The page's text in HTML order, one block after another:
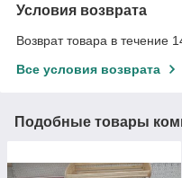
Условия возврата
Возврат товара в течение
Все условия возврата
Подобные товары